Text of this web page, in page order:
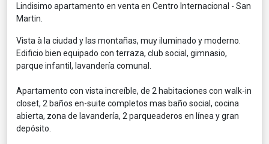
Lindisimo apartamento en venta en Centro Internacional - San
Martin.
Vista à la ciudad y las montañas, muy iluminado y moderno.
Edificio bien equipado con terraza, club social, gimnasio,
parque infantil, lavandería comunal.
Apartamento con vista increíble, de 2 habitaciones con walk-in
closet, 2 baños en-suite completos mas baño social, cocina
abierta, zona de lavandería, 2 parqueaderos en línea y gran
depósito.